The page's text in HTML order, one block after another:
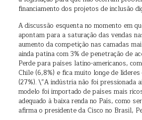
financiamento dos projetos de inclusão
A discussão esquenta no momento em
apontam para a saturação das vendas
aumento da competição nas camadas
ainda patina com 3% de penetração de
Perde para países latino-americanos,
Chile (6,8%) e fica muito longe de
(27%). \”A indústria não foi pressionada
modelo foi importado de países mais
adequado à baixa renda no País, como
afirma o presidente da Cisco no Brasil,